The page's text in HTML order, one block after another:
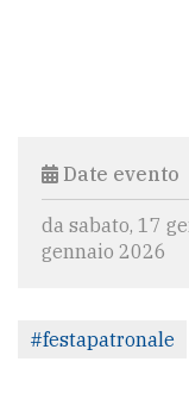
Date evento
da sabato, 17
gennaio 2026
#festapatronale